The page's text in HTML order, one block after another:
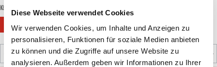
Diese Webseite verwendet Cookies
Wir verwenden Cookies, um Inhalte und Anzeigen zu
personalisieren, Funktionen für soziale Medien anbieten
zu können und die Zugriffe auf unsere Website zu
analysieren. Außerdem geben wir Informationen zu Ihrer
Körnung
P80 P120 P180 P240 P320
Produkt Anzahl: Gib den gewünschten Wert ein oder